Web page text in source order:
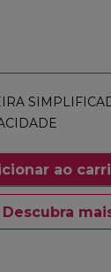
ao
Descubra